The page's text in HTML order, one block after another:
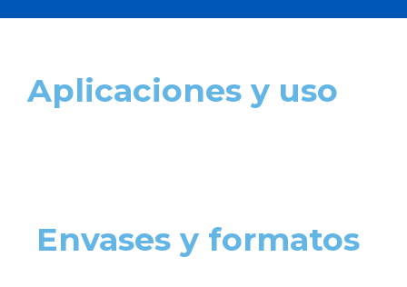
Aplicaciones y uso
Envases y formatos